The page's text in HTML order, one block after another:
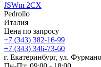
JSWm 2CX
Pedrollo
Италия
Цена по запросу
+7 (343) 382-16-99
+7 (343) 346-73-‬60
г. Екатеринбург, ул.